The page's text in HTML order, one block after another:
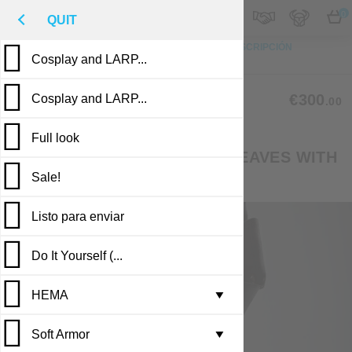
M
RESEÑAS
QUIT
Cosplay and LARP...
Cosplay and LARP...
Full look
Sale!
Listo para enviar
Leather armor i...
Brigandine armo...
Do It Yourself (...
HEMA ▼
Gambesons
Soft Armor ▼
LMA-20-02
KNEE PROTECTION